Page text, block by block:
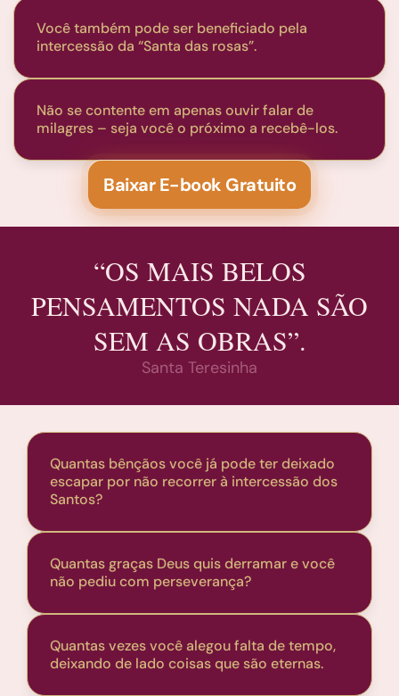
Você também pode ser beneficiado pela
intercessão da “Santa das rosas”.
Não se contente em apenas ouvir falar de
milagres – seja você o próximo a recebê-los.
Baixar E-book Gratuito
“OS MAIS BELOS
PENSAMENTOS NADA SÃO
SEM AS OBRAS”.
Santa Teresinha
Quantas bênçãos você já pode ter deixado
escapar por não recorrer à intercessão dos
Santos?
Quantas graças Deus quis derramar e você
não pediu com perseverança?
Quantas vezes você alegou falta de tempo,
deixando de lado coisas que são eternas.